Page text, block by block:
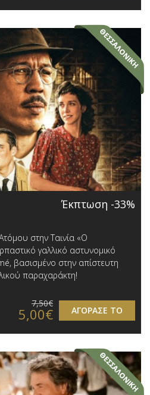
Έκπτωση -33%
στην Ταινία «Ο
γαλλικό αστυνομικό
βασισμένο στην απίστευτη
παραχαράκτη!
ΑΓΟΡΑΣΕ ΤΟ
7,50€
5,00€